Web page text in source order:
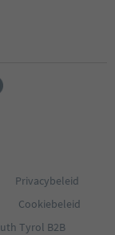
Privacybeleid
Cookiebeleid
Tyrol B2B